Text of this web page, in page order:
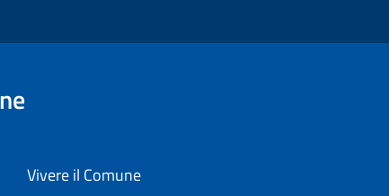
Vivere il Comune